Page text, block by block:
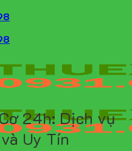
24h: Dịch vụ
Uy Tín